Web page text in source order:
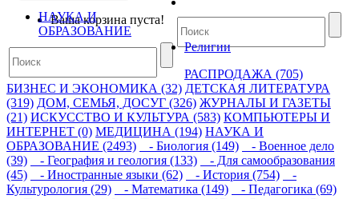
Ваша корзина пуста!
НАУКА И
ОБРАЗОВАНИЕ
Религии
РАСПРОДАЖА (705)
БИЗНЕС И ЭКОНОМИКА (32) ДЕТСКАЯ ЛИТЕРАТУРА
(319) ДОМ, СЕМЬЯ, ДОСУГ (326) ЖУРНАЛЫ И ГАЗЕТЫ
(21) ИСКУССТВО И КУЛЬТУРА (583) КОМПЬЮТЕРЫ И
ИНТЕРНЕТ (0) МЕДИЦИНА (194) НАУКА И
ОБРАЗОВАНИЕ (2493)
- Биология (149)
- Военное дело
(39)
- География и геология (133)
- Для самообразования
(45)
- Иностранные языки (62) - История (754)
-
Культурология (29)
- Математика (149)
- Педагогика (69)